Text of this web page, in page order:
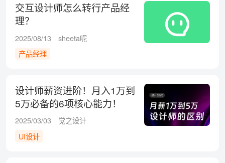
交互设计师怎么转行产品经
理？
2025/08/13
sheeta呢
产品经理
设计师薪资进阶！月入1万到
5万必备的6项核心能力！
2025/03/03
觉之设计
UI设计